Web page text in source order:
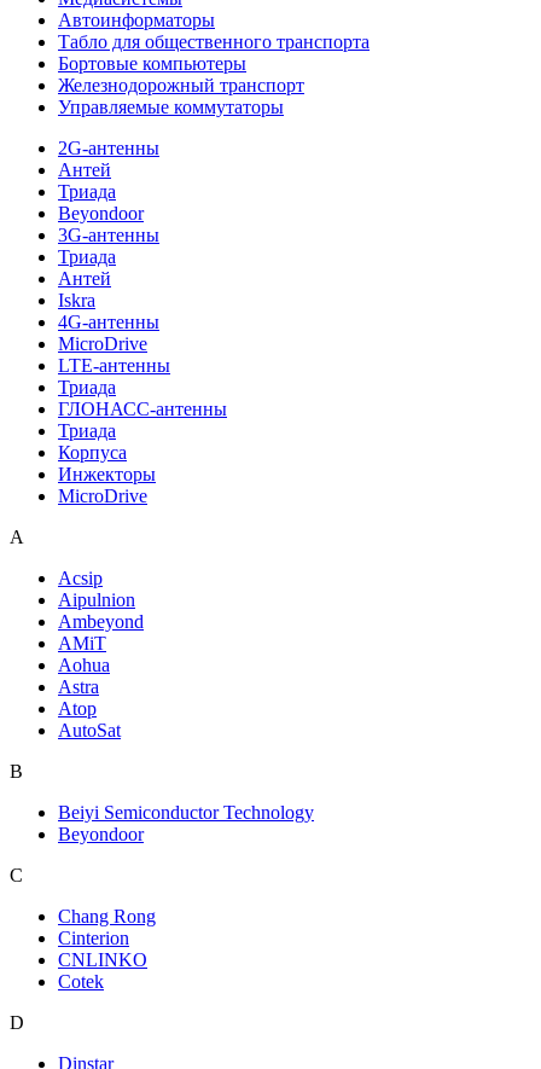
Автоинформаторы
Табло для общественного транспорта
Бортовые компьютеры
Железнодорожный транспорт
Управляемые коммутаторы
2G-антенны
Антей
Триада
Beyondoor
3G-антенны
Триада
Антей
Iskra
4G-антенны
MicroDrive
LTE-антенны
Триада
ГЛОНАСС-антенны
Триада
Корпуса
Инжекторы
MicroDrive
A
Acsip
Aipulnion
Ambeyond
AMiT
Aohua
Astra
Atop
AutoSat
B
Beiyi Semiconductor Technology
Beyondoor
C
Chang Rong
Cinterion
CNLINKO
Cotek
D
Dinstar